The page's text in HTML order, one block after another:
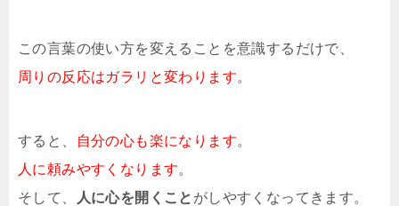
この言葉の使い方を変えることを意識するだけで、
周りの反応はガラリと変わります。
すると、 自分の心も楽になります。
人に頼みやすくなります。
そして、
人に心を開くこと がしやすくなってきます。